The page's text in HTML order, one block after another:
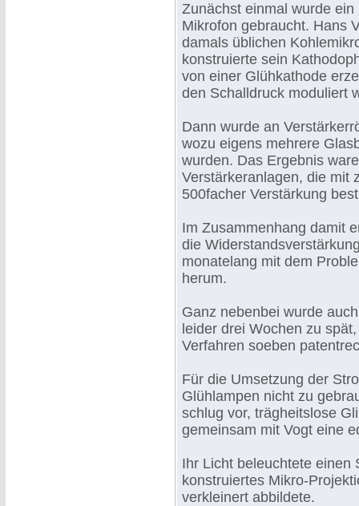
Zunächst einmal wurde
Mikrofon gebraucht. Hans
damals üblichen
konstruierte sein
von einer Glühkathode
den Schalldruck moduliert
Dann wurde an
wozu eigens mehrere
wurden. Das Ergebnis
Verstärkeranlagen, die mit
500facher Verstärkung
Im Zusammenhang damit
die
monatelang mit dem
herum.
Ganz nebenbei wurde
leider drei Wochen zu
Verfahren soeben
Für die Umsetzung der
Glühlampen nicht zu
schlug vor, trägheitslose
gemeinsam mit Vogt eine
Ihr Licht beleuchtete einen
konstruiertes Mikro-
verkleinert abbildete.